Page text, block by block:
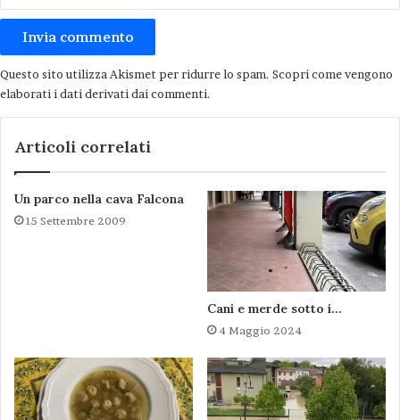
Questo sito utilizza Akismet per ridurre lo spam. Scopri come vengono
elaborati i dati derivati dai commenti.
Articoli correlati
Un parco nella cava Falcona
15 Settembre 2009
Cani e merde sotto i…
4 Maggio 2024